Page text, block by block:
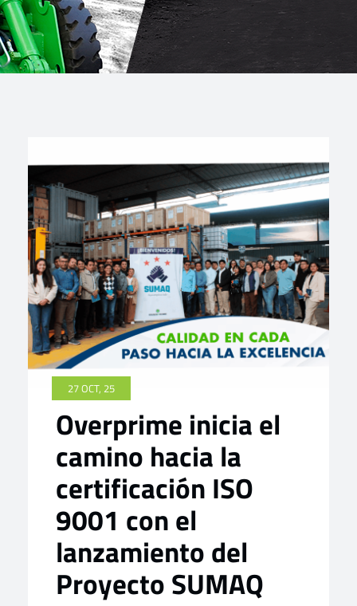
27 OCT, 25
Overprime inicia el
camino hacia la
certificación ISO
9001 con el
lanzamiento del
Proyecto SUMAQ